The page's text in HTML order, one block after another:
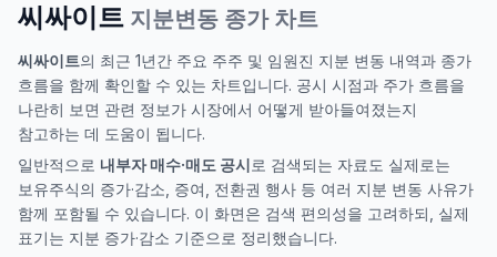
씨싸이트 지분변동 종가 차트
씨싸이트의 최근 1년간 주요 주주 및 임원진 지분 변동 내역과 종가
흐름을 함께 확인할 수 있는 차트입니다. 공시 시점과 주가 흐름을
나란히 보면 관련 정보가 시장에서 어떻게 받아들여졌는지
참고하는 데 도움이 됩니다.
일반적으로 내부자 매수·매도 공시로 검색되는 자료도 실제로는
보유주식의 증가·감소, 증여, 전환권 행사 등 여러 지분 변동 사유가
함께 포함될 수 있습니다. 이 화면은 검색 편의성을 고려하되, 실제
표기는 지분 증가·감소 기준으로 정리했습니다.